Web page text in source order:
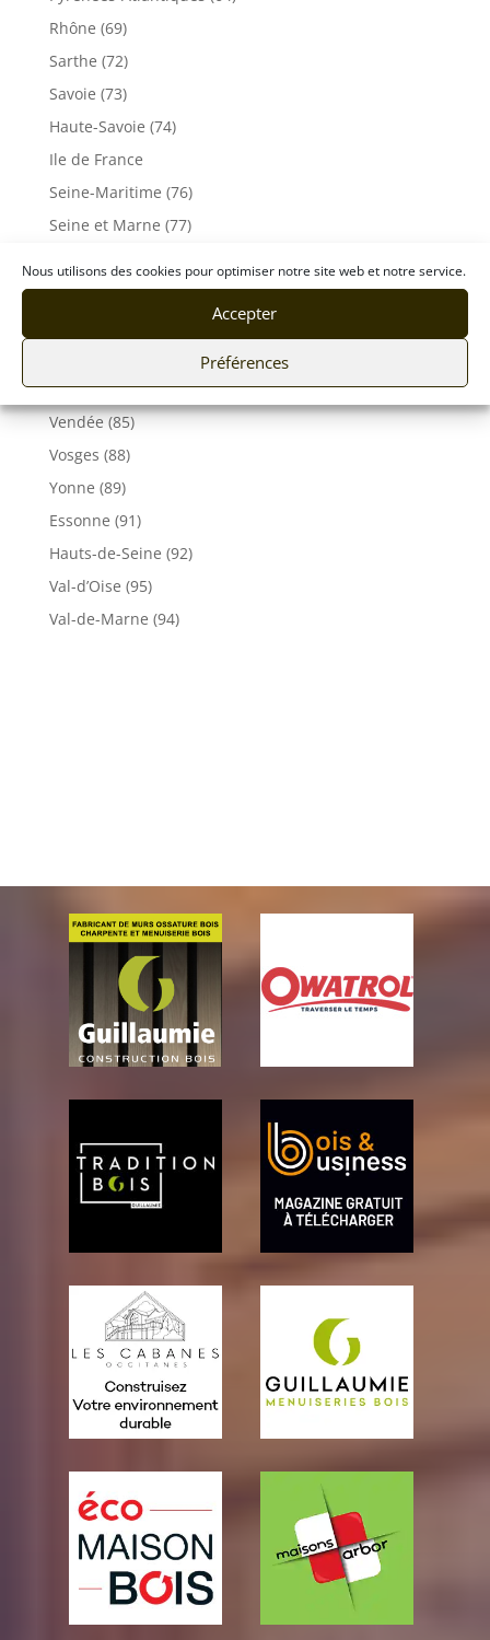
Nous utilisons des cookies pour optimiser notre site web et notre service.
Accepter
Préférences
Rhône (69)
Sarthe (72)
Savoie (73)
Haute-Savoie (74)
Ile de France
Seine-Maritime (76)
Seine et Marne (77)
Tarn (81)
Vaucluse (84)
Vendée (85)
Vosges (88)
Yonne (89)
Essonne (91)
Hauts-de-Seine (92)
Val-d’Oise (95)
Val-de-Marne (94)